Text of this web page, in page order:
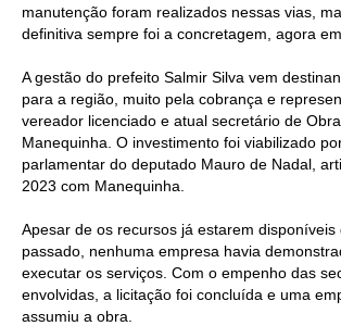
manutenção foram realizados nessas vias,
definitiva sempre foi a concretagem, agora
A gestão do prefeito Salmir Silva vem
para a região, muito pela cobrança e
vereador licenciado e atual secretário de
Manequinha. O investimento foi viabilizado
parlamentar do deputado Mauro de Nadal,
2023 com Manequinha.
Apesar de os recursos já estarem disponíveis
passado, nenhuma empresa havia
executar os serviços. Com o empenho das
envolvidas, a licitação foi concluída e uma
assumiu a obra.